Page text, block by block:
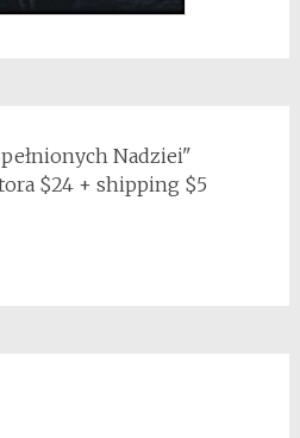
Nadziei"
$24 + shipping $5